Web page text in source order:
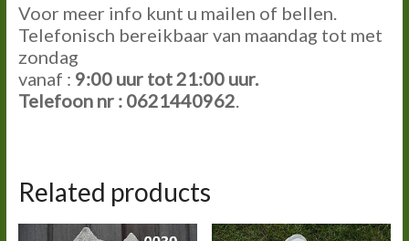
Voor meer info kunt u mailen of bellen.
Telefonisch bereikbaar van maandag tot met
zondag
vanaf : 9:00uur tot 21:00uur.
Telefoon nr : 0621440962
Related products